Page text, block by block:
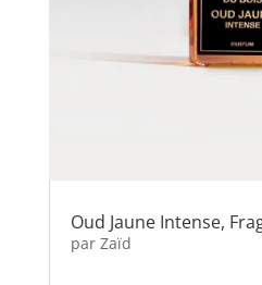
Oud Jaune Intense,
par Zaïd